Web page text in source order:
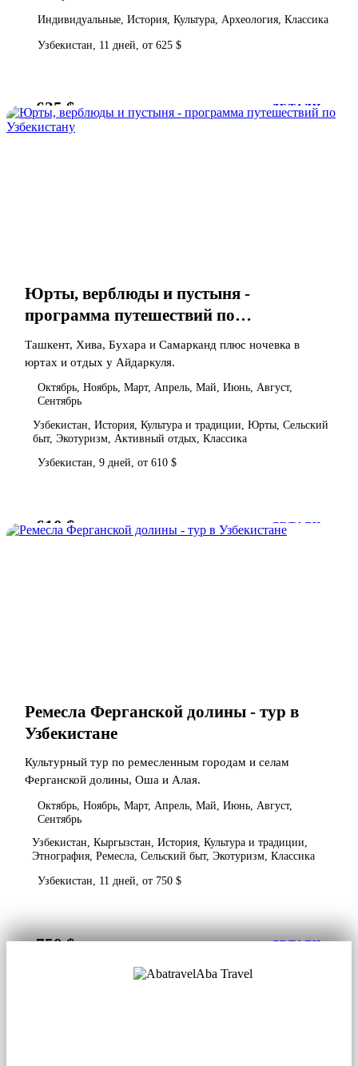
Индивидуальные, История, Культура, Археология, Классика
Узбекистан, 11 дней, от 625 $
от625 $ ДЕТАЛИ
Юрты, верблюды и пустыня -
программа путешествий по
Узбекистану
Ташкент, Хива, Бухара и Самарканд плюс ночевка в
юртах и отдых у Айдаркуля.
Октябрь, Ноябрь, Март, Апрель, Май, Июнь, Август,
Сентябрь
Узбекистан, История, Культура и традиции, Юрты, Сельский
быт, Экотуризм, Активный отдых, Классика
Узбекистан, 9 дней, от 610 $
от610 $ ДЕТАЛИ
Ремесла Ферганской долины - тур в
Узбекистане
Культурный тур по ремесленным городам и селам
Ферганской долины, Оша и Алая.
Октябрь, Ноябрь, Март, Апрель, Май, Июнь, Август,
Сентябрь
Узбекистан, Кыргызстан, История, Культура и традиции,
Этнография, Ремесла, Сельский быт, Экотуризм, Классика
Узбекистан, 11 дней, от 750 $
от750 $ ДЕТАЛИ
Aba Travel